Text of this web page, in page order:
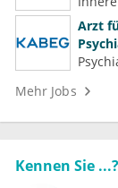
Arzt
Mehr Jobs
Kennen Sie ...?